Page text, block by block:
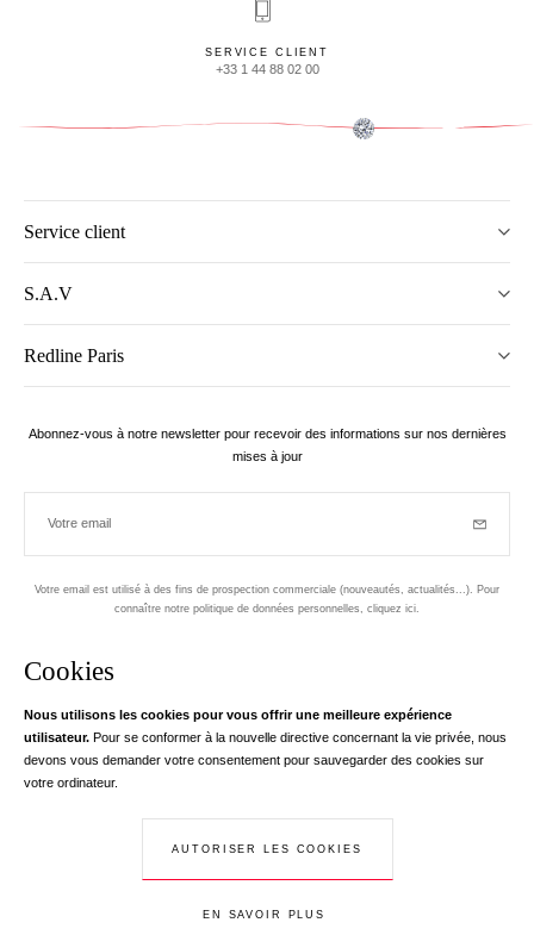
Cookies
Nous utilisons les cookies pour vous offrir une meilleure expérience
utilisateur. Pour se conformer à la nouvelle directive concernant la vie privée, nous
devons vous demander votre consentement pour sauvegarder des cookies sur
votre ordinateur.
AUTORISER LES COOKIES
EN SAVOIR PLUS
SERVICE CLIENT
+33 1 44 88 02 00
Service client
S.A.V
Redline Paris
Abonnez-vous à notre newsletter pour recevoir des informations sur nos dernières
mises à jour
Votre email
Votre email est utilisé à des fins de prospection commerciale (nouveautés, actualités...). Pour
connaître notre politique de données personnelles, cliquez ici
© Creaddict - Tous droits réservés
| Mentions Légales | Données Personnelles | Cookies
Instagram
Votre adresse email
RedLine. Conformément à la loi, vous disposez d'un droit d'accès, de
rectifications et d'opposition à vos données personnelles. Conformément à la
données personnelles.